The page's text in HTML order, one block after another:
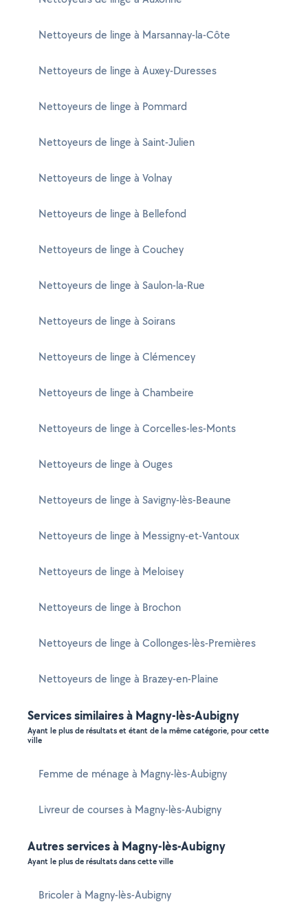
Nettoyeurs de linge à Marsannay-la-Côte
Nettoyeurs de linge à Auxey-Duresses
Nettoyeurs de linge à Pommard
Nettoyeurs de linge à Saint-Julien
Nettoyeurs de linge à Volnay
Nettoyeurs de linge à Bellefond
Nettoyeurs de linge à Couchey
Nettoyeurs de linge à Saulon-la-Rue
Nettoyeurs de linge à Soirans
Nettoyeurs de linge à Clémencey
Nettoyeurs de linge à Chambeire
Nettoyeurs de linge à Corcelles-les-Monts
Nettoyeurs de linge à Ouges
Nettoyeurs de linge à Savigny-lès-Beaune
Nettoyeurs de linge à Messigny-et-Vantoux
Nettoyeurs de linge à Meloisey
Nettoyeurs de linge à Brochon
Nettoyeurs de linge à Collonges-lès-Premières
Nettoyeurs de linge à Brazey-en-Plaine
Services similaires à Magny-lès-Aubigny
Ayant le plus de résultats et étant de la même catégorie, pour cette
ville
Femme de ménage à Magny-lès-Aubigny
Livreur de courses à Magny-lès-Aubigny
Autres services à Magny-lès-Aubigny
Ayant le plus de résultats dans cette ville
Bricoler à Magny-lès-Aubigny